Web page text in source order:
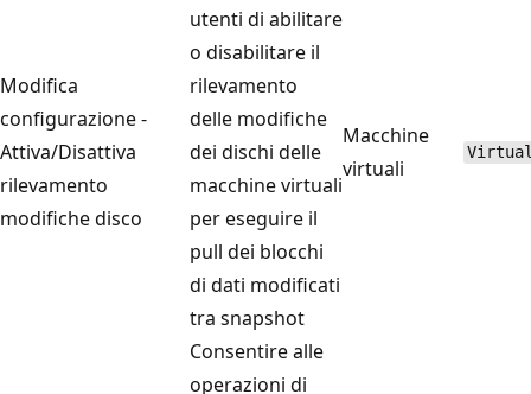
Modifica
configurazione -
Attiva/Disattiva
rilevamento
modifiche disco
utenti di abilitare
o disabilitare il
rilevamento
delle modifiche
dei dischi delle
macchine virtuali
per eseguire il
pull dei blocchi
di dati modificati
tra snapshot
Macchine
virtuali
Consentire alle
operazioni di